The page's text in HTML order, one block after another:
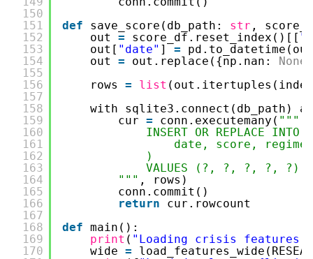
150
151
152
153
154
155
156
157
158
159
160
161
162
163
164
165
166
167
168
169
170
def
save_score(db_path: str ,
out = score_df.reset_index()[[
out[ "date" ] =
out = out.replace({np.nan: None
rows = list (out.itertuples(index
with sqlite3.connect(db_path)
cur = conn.executemany( """
INSERT OR REPLACE
date, score,
)
VALUES (?, ?, ?, ?, ?)
""" , rows)
conn.commit()
return
cur.rowcount
def main():
print ( "Loading crisis features
wide =